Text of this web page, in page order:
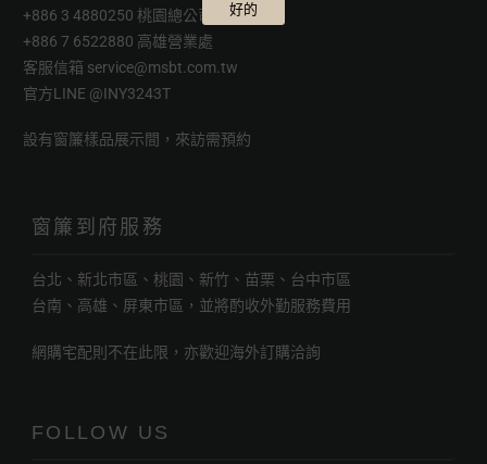
+886 3 4880250 桃園總公司
+886 7 6522880 高雄營業處
客服信箱 service@msbt.com.tw
官方LINE @INY3243T
設有窗簾樣品展示間，來訪需預約
窗簾到府服務
台北、新北市區、桃園、新竹、苗栗、台中市區
台南、高雄、屏東市區，並將酌收外勤服務費用
網購宅配則不在此限，亦歡迎海外訂購洽詢
FOLLOW US
好的